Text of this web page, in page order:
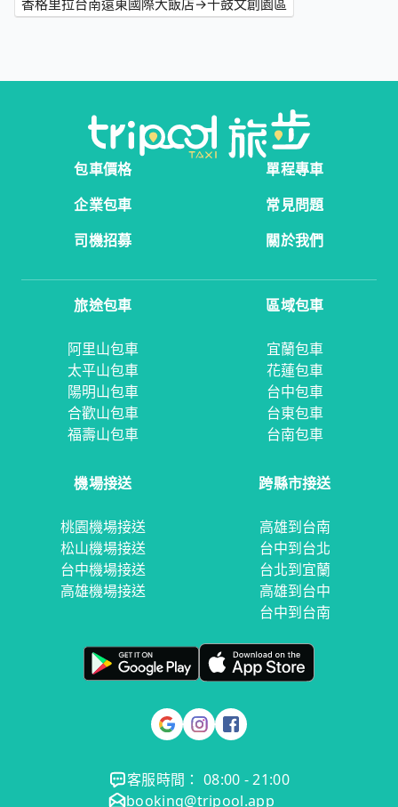
香格里拉台南遠東國際大飯店→十鼓文創園區
包車價格
單程專車
企業包車
常見問題
司機招募
關於我們
旅途包車
阿里山包車
太平山包車
陽明山包車
合歡山包車
福壽山包車
區域包車
宜蘭包車
花蓮包車
台中包車
台東包車
台南包車
機場接送
桃園機場接送
松山機場接送
台中機場接送
高雄機場接送
跨縣市接送
高雄到台南
台中到台北
台北到宜蘭
高雄到台中
台中到台南
客服時間： 08:00 - 21:00
booking@tripool.app